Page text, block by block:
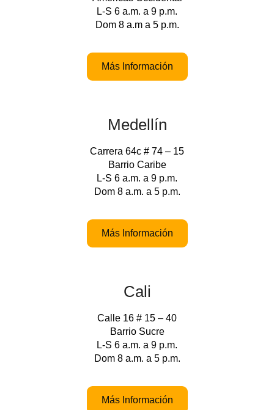
L-S 6 a.m. a 9 p.m.
Dom 8 a.m a 5 p.m.
Más Información
Medellín
Carrera 64c # 74 – 15
Barrio Caribe
L-S 6 a.m. a 9 p.m.
Dom 8 a.m. a 5 p.m.
Más Información
Cali
Calle 16 # 15 – 40
Barrio Sucre
L-S 6 a.m. a 9 p.m.
Dom 8 a.m. a 5 p.m.
Más Información